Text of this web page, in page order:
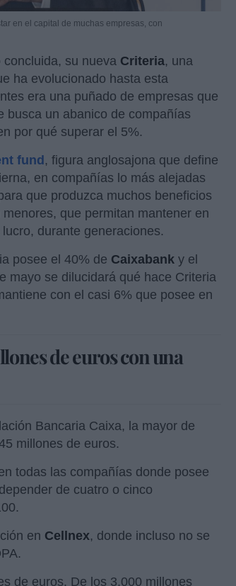
en el capital de muchas empresas, con
su nueva Criteria, una
ha evolucionado hasta esta
era una puñado de empresas que
busca un abanico de compañías
por qué superar el 5%.
fund , figura anglosajona que define
en compañías lo más alejadas
que produzca muchos beneficios
que permitan mantener en
durante generaciones.
posee el 40% de Caixabank y el
mayo se dilucidará qué hace Criteria
con el casi 6% que posee en
de euros con una
Bancaria Caixa, la mayor de
millones de euros.
todas las compañías donde posee
de cuatro o cinco
en Cellnex, donde incluso no se
de euros. De los 3.000 millones